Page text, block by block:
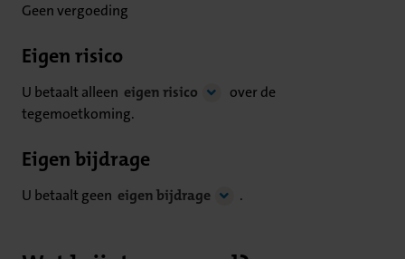
Geen vergoeding
Eigen risico
U betaalt alleen eigen risico
over de
tegemoetkoming.
Eigen bijdrage
U betaalt geen eigen bijdrage .